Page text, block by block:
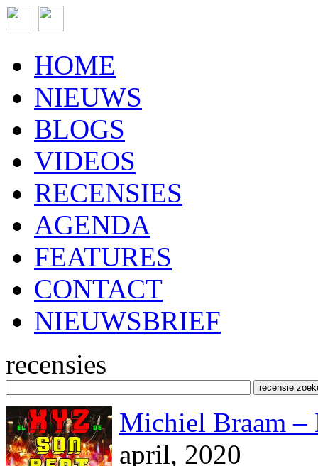
HOME
NIEUWS
BLOGS
VIDEOS
RECENSIES
AGENDA
FEATURES
CONTACT
NIEUWSBRIEF
recensies
Michiel Braam –
april, 2020